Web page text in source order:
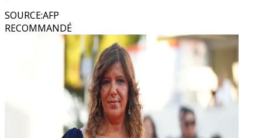
SOURCE:AFP
RECOMMANDÉ